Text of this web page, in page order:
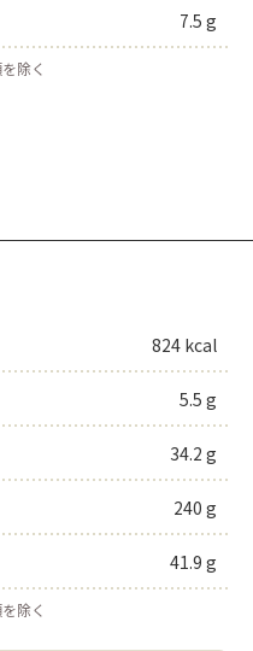
7.5 g
除く
824 kcal
5.5 g
34.2 g
240 g
41.9 g
除く